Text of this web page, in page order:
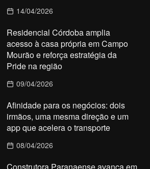
14/04/2026
Residencial Córdoba amplia
acesso à casa própria em Campo
Mourão e reforça estratégia da
Pride na região
09/04/2026
Afinidade para os negócios: dois
irmãos, uma mesma direção e um
app que acelera o transporte
08/04/2026